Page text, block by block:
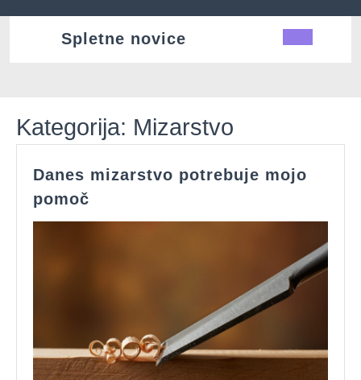
Spletne novice
Kategorija: Mizarstvo
Danes mizarstvo potrebuje mojo
pomoč